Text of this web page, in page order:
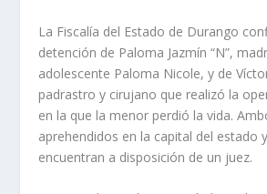
La Fiscalía del Estado de Durango
detención de Paloma Jazmín “N”,
adolescente Paloma Nicole, y de
padrastro y cirujano que realizó la
en la que la menor perdió la vida.
aprehendidos en la capital del estado
encuentran a disposición de un juez.